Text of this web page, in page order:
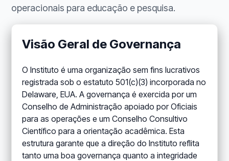
operacionais para educação e pesquisa.
Visão Geral de Governança
O Instituto é uma organização sem fins lucrativos
registrada sob o estatuto 501(c)(3) incorporada no
Delaware, EUA. A governança é exercida por um
Conselho de Administração apoiado por Oficiais
para as operações e um Conselho Consultivo
Científico para a orientação acadêmica. Esta
estrutura garante que a direção do Instituto reflita
tanto uma boa governança quanto a integridade